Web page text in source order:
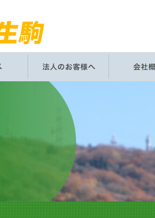
サービス 法人のお客様へ